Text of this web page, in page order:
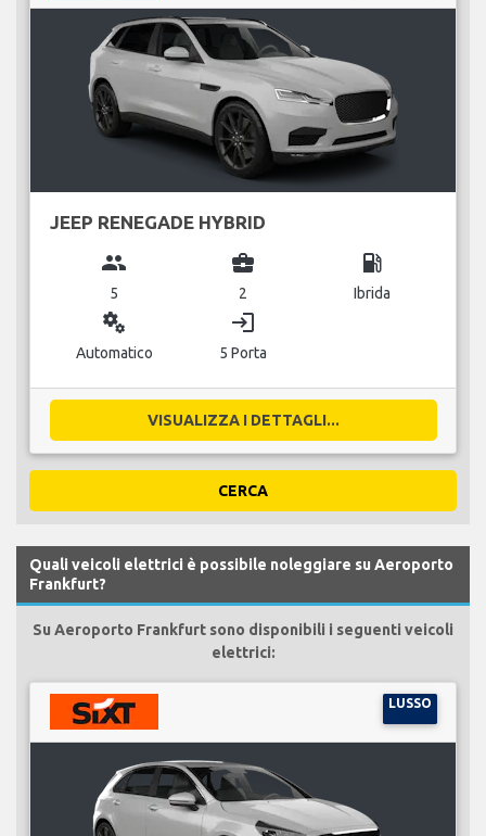
JEEP RENEGADE HYBRID
group
5
business_center
2
local_gas_station
Ibrida
miscellaneous_services
Automatico
login
5 Porta
VISUALIZZA I DETTAGLI...
CERCA
Quali veicoli elettrici è possibile noleggiare su Aeroporto
Frankfurt?
Su Aeroporto Frankfurt sono disponibili i seguenti veicoli
elettrici:
LUSSO